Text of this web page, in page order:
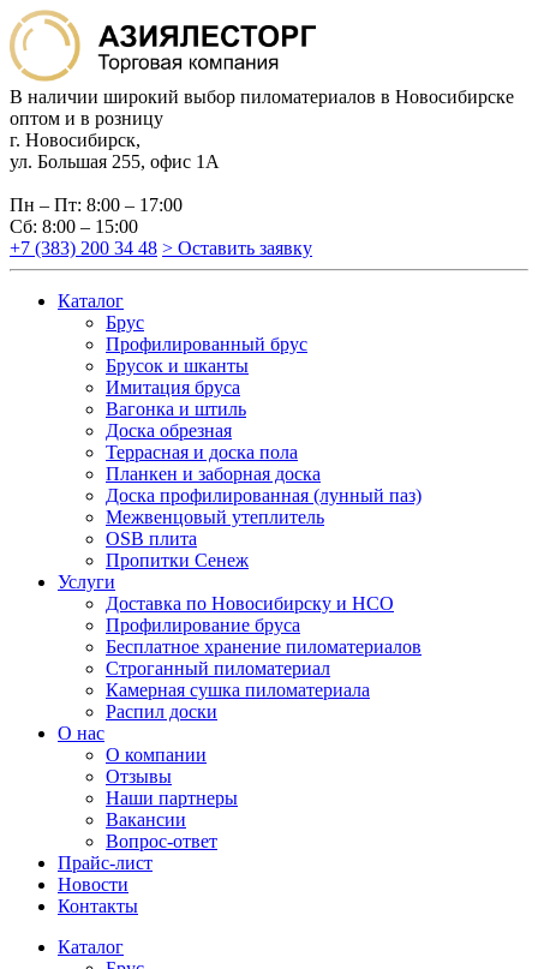
В наличии широкий выбор пиломатериалов в Новосибирске
оптом и в розницу
г. Новосибирск,
ул. Большая 255, офис 1А
Пн – Пт: 8:00 – 17:00
Сб: 8:00 – 15:00
+7 (383) 200 34 48 > Оставить заявку
Каталог
Брус
Профилированный брус
Брусок и шканты
Имитация бруса
Вагонка и штиль
Доска обрезная
Террасная и доска пола
Планкен и заборная доска
Доска профилированная (лунный паз)
Межвенцовый утеплитель
OSB плита
Пропитки Сенеж
Услуги
Доставка по Новосибирску и НСО
Профилирование бруса
Бесплатное хранение пиломатериалов
Строганный пиломатериал
Камерная сушка пиломатериала
Распил доски
О нас
О компании
Отзывы
Наши партнеры
Вакансии
Вопрос-ответ
Прайс-лист
Новости
Контакты
Каталог